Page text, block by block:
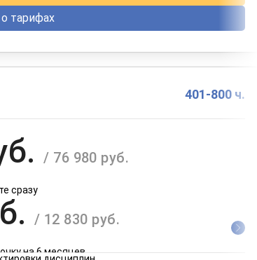
тарифах
401-800 ч.
/ 76 980 руб.
сразу
/ 12 830 руб.
на 6 месяцев